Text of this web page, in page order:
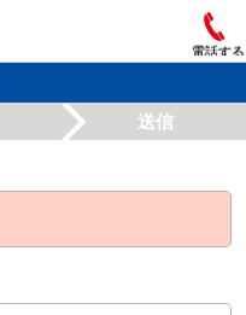
電話する
送信